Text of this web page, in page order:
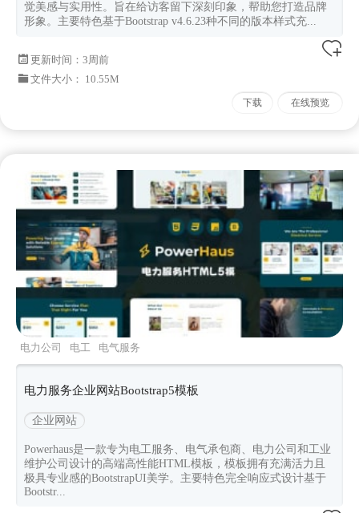
觉美感与实用性。旨在给访客留下深刻印象，帮助您打造品牌
形象。主要特色基于Bootstrap v4.6.23种不同的版本样式充...
更新时间： 3周前
文件大小： 10.55M
下载 在线预览
电力公司 电工
电气服务
电力服务企业网站Bootstrap5模板
企业网站
Powerhaus是一款专为电工服务、电气承包商、电力公司和工业
维护公司设计的高端高性能HTML模板，模板拥有充满活力且
极具专业感的BootstrapUI美学。主要特色完全响应式设计基于
Bootstr...